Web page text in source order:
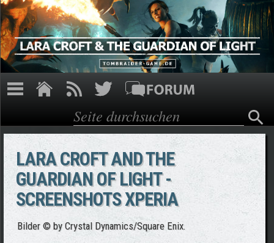
Direkt zum Inhalt
Suchformular
Suche
LARA CROFT AND THE
GUARDIAN OF LIGHT -
SCREENSHOTS XPERIA
Bilder © by Crystal Dynamics/Square Enix.